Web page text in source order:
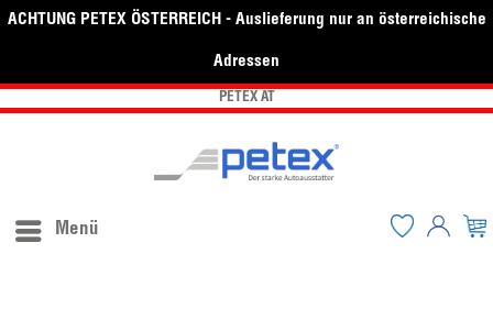
ACHTUNG PETEX ÖSTERREICH - Auslieferung nur an österreichische
Adressen
PETEX AT
Menü